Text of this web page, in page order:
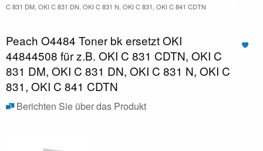
C 831 DM, OKI C 831 DN, OKI C 831 N, OKI C 831, OKI C 841 CDTN
Peach O4484 Toner bk ersetzt OKI
44844508 für z.B. OKI C 831 CDTN, OKI C
831 DM, OKI C 831 DN, OKI C 831 N, OKI C
831, OKI C 841 CDTN
Berichten Sie über das Produkt